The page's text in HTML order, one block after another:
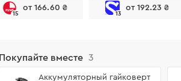
15
от 166.60 ₴
13
от 192.23 ₴
Покупайте вместе 3
Аккумуляторный гайковерт